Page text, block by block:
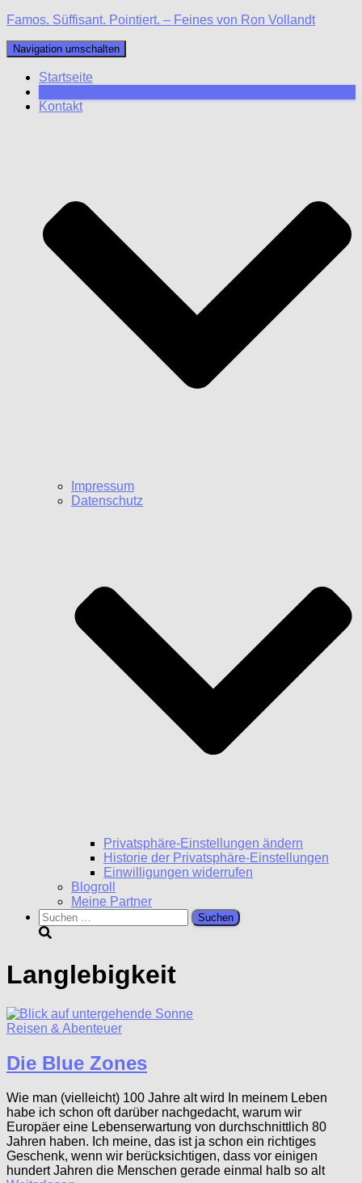
Famos. Süffisant. Pointiert. – Feines von Ron Vollandt
Navigation umschalten
Startseite
Kontakt
Impressum
Datenschutz
Privatsphäre-Einstellungen ändern
Historie der Privatsphäre-Einstellungen
Einwilligungen widerrufen
Blogroll
Meine Partner
Suchen
nach:
Langlebigkeit
Reisen & Abenteuer
Die Blue Zones
Wie man (vielleicht) 100 Jahre alt wird In meinem Leben
habe ich schon oft darüber nachgedacht, warum wir
Europäer eine Lebenserwartung von durchschnittlich 80
Jahren haben. Ich meine, das ist ja schon ein richtiges
Geschenk, wenn wir berücksichtigen, dass vor einigen
hundert Jahren die Menschen gerade einmal halb so alt